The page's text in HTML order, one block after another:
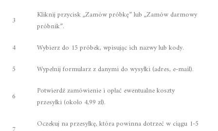
3
Kliknij przycisk „Zamów próbkę” lub „Zamów darmowy
próbnik”.
4
Wybierz do 15 próbek, wpisując ich nazwy lub kody.
5
Wypełnij formularz z danymi do wysyłki (adres, e-mail).
6
Potwierdź zamówienie i opłać ewentualne koszty
przesyłki (około 4,99 zł).
Oczekuj na przesyłkę, która powinna dotrzeć w ciągu 1-5